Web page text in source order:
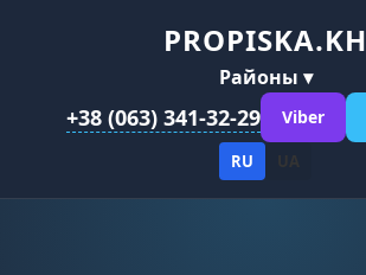
PROPISKA.KH
Районы ▾
+38 (063) 341-32-29 Viber
RU